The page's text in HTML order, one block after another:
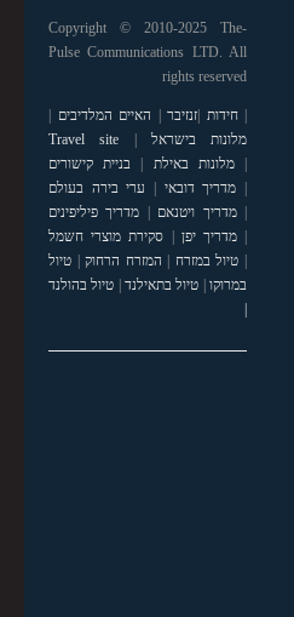
Copyright © 2010-2025 The-
Pulse Communications LTD. All
rights reserved
|חידות זנזיבר האיים המלדיבים
מלונות בישראל
Travel site
|מלונות באילת
בניית קישורים
מדריך דובאי
ערי בירה בעולם
|מדריך ויטנאם
מדריך פיליפינים
|מדריך יפן
סקירת מוצרי חשמל
טיול במזרח המזרח הרחוק| טיול
במרוקו| טיול בתאילנד| טיול בהולנד